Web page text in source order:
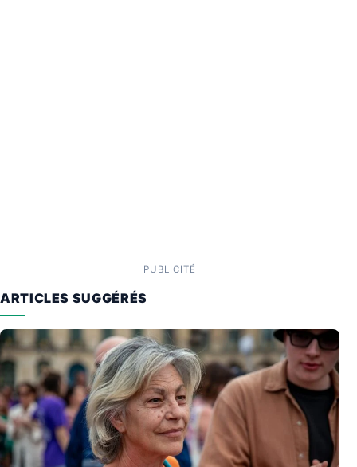
PUBLICITÉ
ARTICLES SUGGÉRÉS